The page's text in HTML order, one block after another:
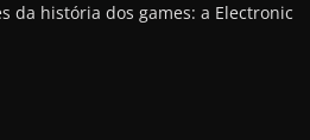
da história dos games: a Electronic